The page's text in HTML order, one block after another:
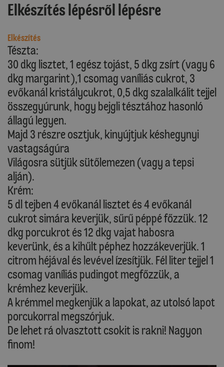
Elkészítés lépésről lépésre
Elkészítés
Tészta:
30 dkg lisztet, 1 egész tojást, 5 dkg zsírt (vagy 6
dkg margarint),1 csomag vaníliás cukrot, 3
evőkanál kristálycukrot, 0,5 dkg szalalkálit tejjel
összegyúrunk, hogy bejgli tésztához hasonló
állagú legyen.
Majd 3 részre osztjuk, kinyújtjuk késhegynyi
vastagságúra
Világosra sütjük sütőlemezen (vagy a tepsi
alján).
Krém:
5 dl tejben 4 evőkanál lisztet és 4 evőkanál
cukrot simára keverjük, sűrű péppé főzzük. 12
dkg porcukrot és 12 dkg vajat habosra
keverünk, és a kihűlt péphez hozzákeverjük. 1
citrom héjával és levével ízesítjük. Fél liter tejjel 1
csomag vaníliás pudingot megfőzzük, a
krémhez keverjük.
A krémmel megkenjük a lapokat, az utolsó lapot
porcukorral megszórjuk.
De lehet rá olvasztott csokit is rakni! Nagyon
finom!